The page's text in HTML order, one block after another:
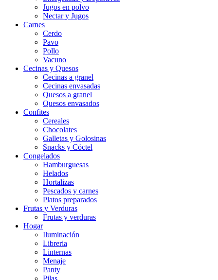
Jugos en polvo
Nectar y Jugos
Carnes
Cerdo
Pavo
Pollo
Vacuno
Cecinas y Quesos
Cecinas a granel
Cecinas envasadas
Quesos a granel
Quesos envasados
Confites
Cereales
Chocolates
Galletas y Golosinas
Snacks y Cóctel
Congelados
Hamburguesas
Helados
Hortalizas
Pescados y carnes
Platos preparados
Frutas y Verduras
Frutas y verduras
Hogar
Iluminación
Libreria
Linternas
Menaje
Panty
Pilas